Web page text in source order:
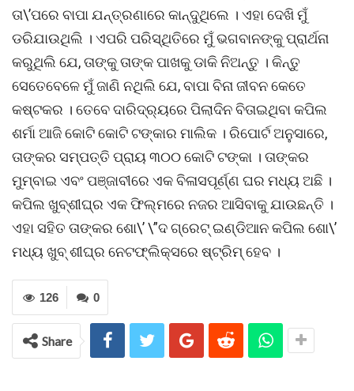
ତା\’ପରେ ବାପା ଯନ୍ତ୍ରଣାରେ କାନ୍ଦୁଥିଲେ । ଏହା ଦେଖି ମୁଁ
ଡରିଯାଉଥିଲି । ଏପରି ପରିସ୍ଥିତିରେ ମୁଁ ଭଗବାନଙ୍କୁ ପ୍ରାର୍ଥନା
କରୁଥିଲି ଯେ, ତାଙ୍କୁ ତାଙ୍କ ପାଖକୁ ଡାକି ନିଅନ୍ତୁ । କିନ୍ତୁ
ସେତେବେଳେ ମୁଁ ଜାଣି ନଥିଲି ଯେ, ବାପା ବିନା ଜୀବନ କେତେ
କଷ୍ଟକର । ତେବେ ଦାରିଦ୍ର‌୍ୟରେ ପିଲାଦିନ ବିତାଇଥିବା କପିଲ
ଶର୍ମା ଆଜି କୋଟି କୋଟି ଟଙ୍କାର ମାଲିକ । ରିପୋର୍ଟ ଅନୁସାରେ,
ତାଙ୍କର ସମ୍ପତ୍ତି ପ୍ରାୟ ୩୦୦ କୋଟି ଟଙ୍କା । ତାଙ୍କର
ମୁମ୍ବାଇ ଏବଂ ପଞ୍ଜାବୀରେ ଏକ ବିଳାସପୂର୍ଣ୍ଣ ଘର ମଧ୍ୟ ଅଛି ।
କପିଲ ଖୁବ୍‌ଶୀଘ୍ର ଏକ ଫିଲ୍ମରେ ନଜର ଆସିବାକୁ ଯାଉଛନ୍ତି ।
ଏହା ସହିତ ତାଙ୍କର ଶୋ\’ \”ଦ ଗ୍ରେଟ୍ ଇଣ୍ଡିଆନ କପିଲ ଶୋ\’
ମଧ୍ୟ ଖୁବ୍ ଶୀଘ୍ର ନେଟଫ୍ଲିକ୍ସରେ ଷ୍ଟ୍ରିମ୍ ହେବ ।
0
126
Share